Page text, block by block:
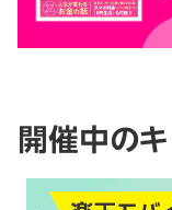
開催中の